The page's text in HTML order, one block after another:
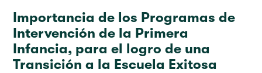
Importancia de los Programas de
Intervención de la Primera
Infancia, para el logro de una
Transición a la Escuela Exitosa